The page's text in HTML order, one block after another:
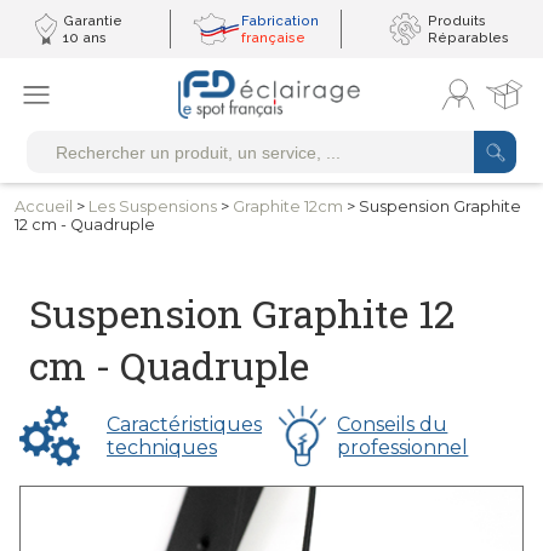
Garantie
10 ans
Fabrication
française
Produits
Réparables
Accueil > Les Suspensions > Graphite 12cm > Suspension Graphite
12 cm - Quadruple
Suspension Graphite 12
cm - Quadruple
Caractéristiques
techniques
Conseils du
professionnel